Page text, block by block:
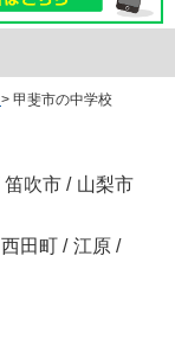
> 甲斐市の中学校
笛吹市 / 山梨市
西田町 / 江原 /